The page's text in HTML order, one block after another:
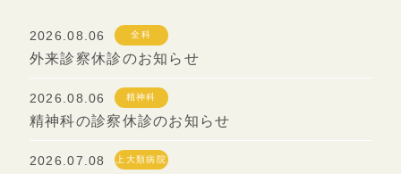
2026.08.06 全科
外来診察休診のお知らせ
2026.08.06 精神科
精神科の診察休診のお知らせ
2026.07.08 上大類病院